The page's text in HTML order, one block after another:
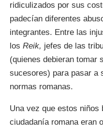
ridiculizados por sus
padecían diferentes
integrantes. Entre las
los Reik, jefes de las
(quienes debieran tomar
sucesores) para pasar a
normas romanas.
Una vez que estos niños
ciudadanía romana eran